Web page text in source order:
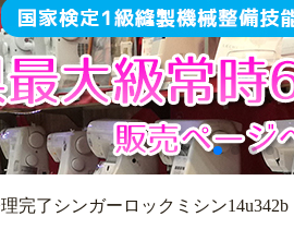
完了シンガーロックミシン